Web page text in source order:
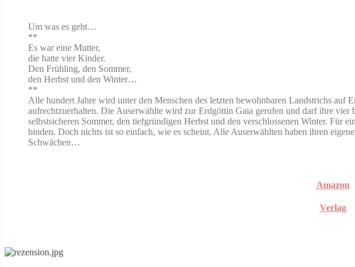
Um was es geht…
**
Es war eine Mutter,
die hatte vier Kinder.
Den Frühling, den Sommer,
den Herbst und den Winter…
**
Alle hundert Jahre wird unter den Menschen des letzten bewohnbaren Landstrichs auf
aufrechtzuerhalten. Die Auserwählte wird zur Erdgöttin Gaia gerufen und darf ihre vier
selbstsicheren Sommer, den tiefgründigen Herbst und den verschlossenen Winter. Für
binden. Doch nichts ist so einfach, wie es scheint. Alle Auserwählten haben ihren
Schwächen…
Amazon
Verlag